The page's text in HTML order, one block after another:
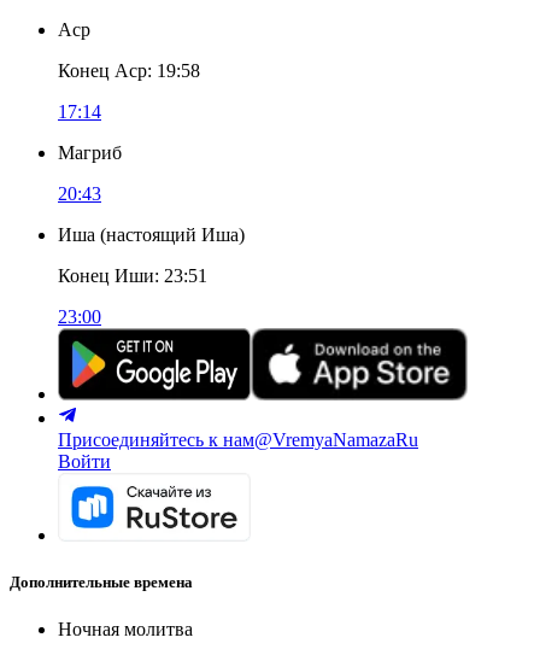
Аср
Конец Аср: 19:58
17:14
Магриб
20:43
Иша (настоящий Иша)
Конец Иши: 23:51
23:00
Присоединяйтесь к нам@VremyaNamazaRu
Войти
Дополнительные времена
Ночная молитва